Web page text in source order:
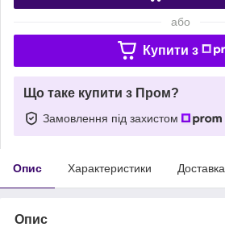
або
Купити з
Що таке купити з Пром?
Замовлення під захистом
Опис Характеристики Доставка
Опис